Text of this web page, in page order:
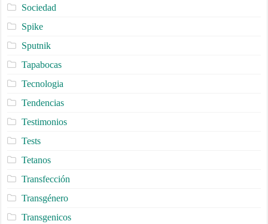
Sociedad
Spike
Sputnik
Tapabocas
Tecnologia
Tendencias
Testimonios
Tests
Tetanos
Transfección
Transgénero
Transgenicos